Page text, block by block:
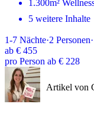
1.300m²
5 weitere Inhalte
1-7 Nächte·2 Personen·
ab € 455
pro Person ab € 228
Artikel von